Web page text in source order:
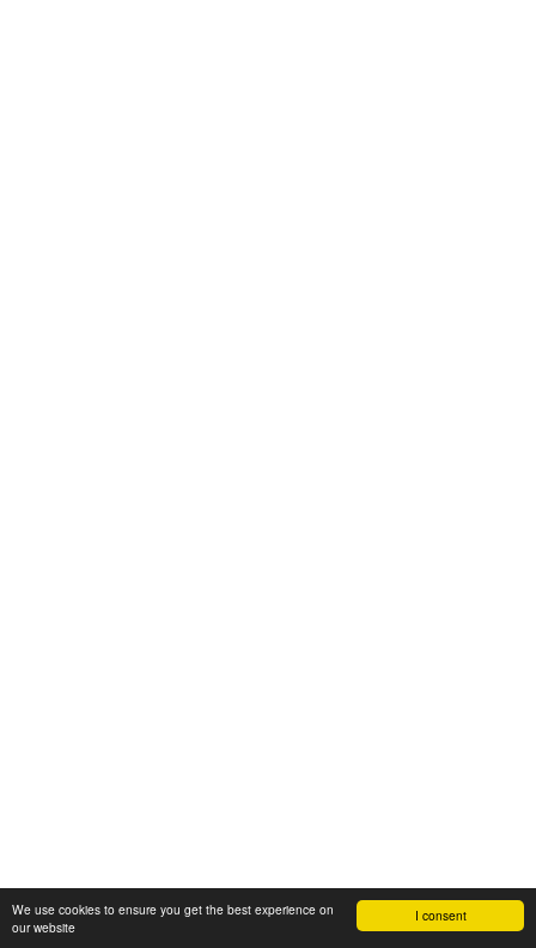
I consent
We use cookies to ensure you get the best experience on
our website